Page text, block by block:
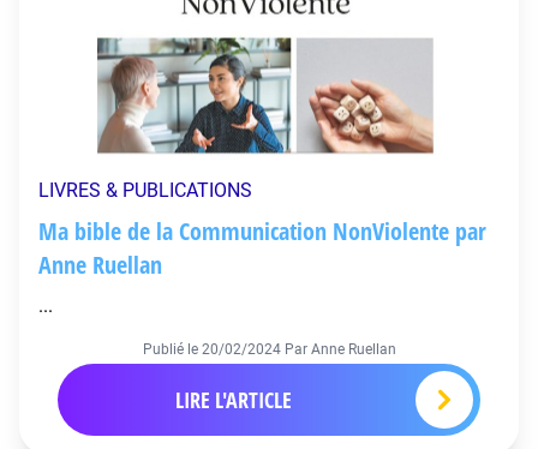
LIVRES & PUBLICATIONS
Ma bible de la Communication NonViolente par
Anne Ruellan
...
Publié le 20/02/2024 Par Anne Ruellan
LIRE L'ARTICLE